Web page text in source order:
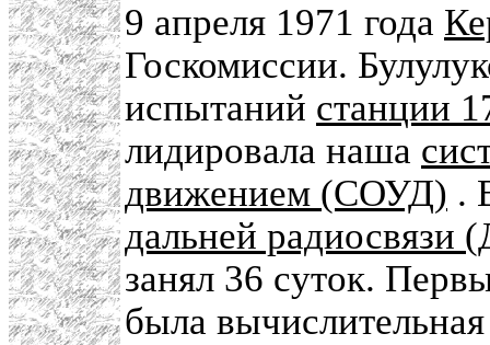
9 апреля 1971 года
Госкомиссии.
испытаний станции
лидировала наша
движением (СОУД) .
дальней радиосвязи
занял 36 суток.
была